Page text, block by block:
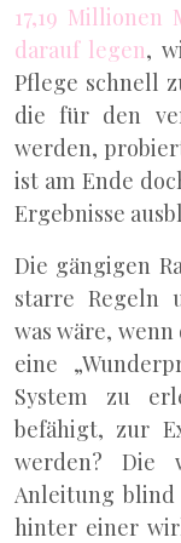
17,19 Millionen
darauf legen,
Pflege schnell
die für den
werden,
ist am Ende
Ergebnisse
Die gängigen
starre Regeln
was wäre,
eine
System zu
befähigt, zur
werden? Die
Anleitung blind
hinter einer